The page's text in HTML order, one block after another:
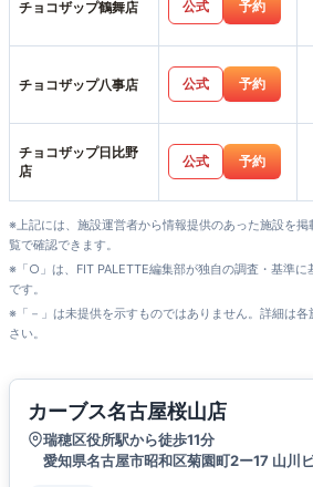
チョコザップ鶴舞店 公式 予約
チョコザップ八事店 公式 予約
チョコザップ日比野
店
公式 予約
※上記には、施設運営者から情報提供のあった施設を
覧で確認できます。
※「○」は、FIT PALETTE編集部が独自の調査・基準に
です。
※「－」は未提供を示すものではありません。詳細は
さい。
カーブス名古屋桜山店
瑞穂区役所駅から徒歩11分
愛知県名古屋市昭和区菊園町2ー17 山川